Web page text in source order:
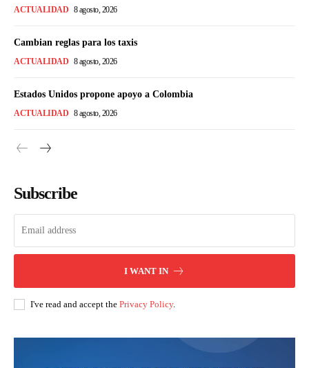
ACTUALIDAD 8 agosto, 2026
Cambian reglas para los taxis
ACTUALIDAD 8 agosto, 2026
Estados Unidos propone apoyo a Colombia
ACTUALIDAD 8 agosto, 2026
Subscribe
I WANT IN
I've read and accept the Privacy Policy.